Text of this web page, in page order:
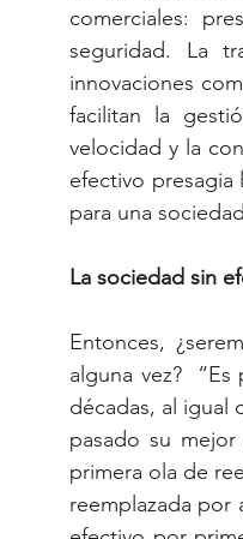
comerciales:
seguridad. La
innovaciones
facilitan la
velocidad y la
efectivo presagia
para una
La sociedad sin
Entonces,
alguna vez?
décadas, al igual
pasado su
primera ola de
reemplazada por